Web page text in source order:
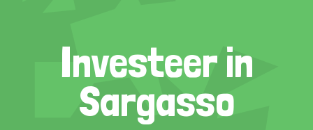
Investeer in
Sargasso